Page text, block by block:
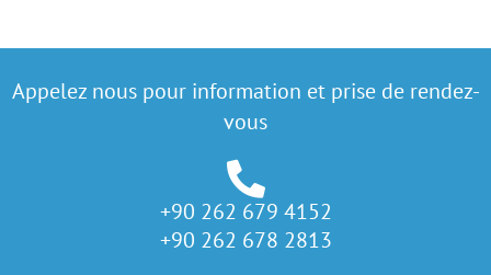
Appelez nous pour information et prise de rendez-
vous
+90 262 679 4152
+90 262 678 2813